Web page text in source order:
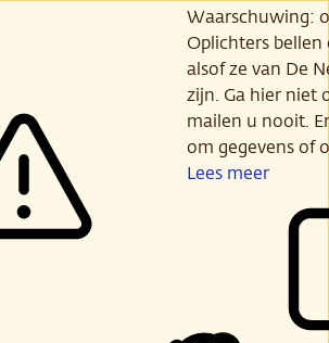
Waarschuwing:
Oplichters
alsof ze van De
zijn. Ga hier niet
mailen u nooit.
om gegevens of
Lees meer